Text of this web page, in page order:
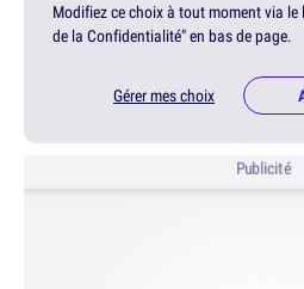
Modifiez ce choix à tout moment via le
de la Confidentialité" en bas de page.
Gérer mes choix
Publicité